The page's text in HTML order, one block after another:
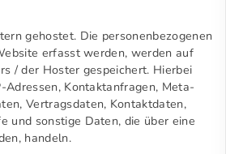
gehostet. Die personenbezogenen
erfasst werden, werden auf
/ der Hoster gespeichert. Hierbei
Adressen, Kontaktanfragen, Meta-
Vertragsdaten, Kontaktdaten,
und sonstige Daten, die über eine
handeln.